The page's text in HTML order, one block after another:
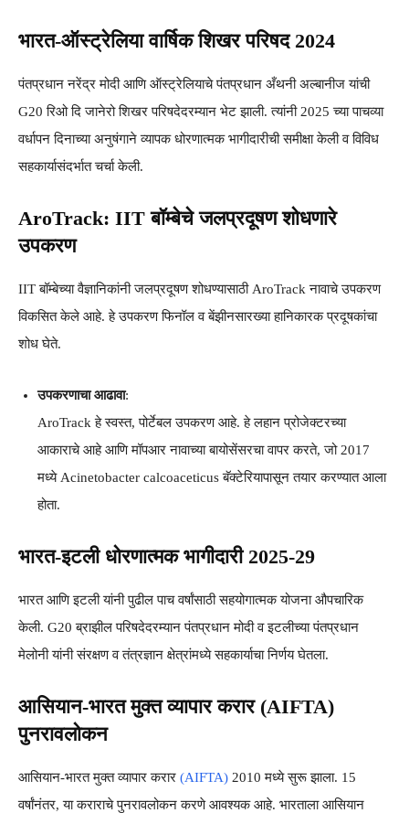
भारत-ऑस्ट्रेलिया वार्षिक शिखर परिषद 2024
पंतप्रधान नरेंद्र मोदी आणि ऑस्ट्रेलियाचे पंतप्रधान अँथनी अल्बानीज यांची
G20 रिओ दि जानेरो शिखर परिषदेदरम्यान भेट झाली. त्यांनी 2025 च्या पाचव्या
वर्धापन दिनाच्या अनुषंगाने व्यापक धोरणात्मक भागीदारीची समीक्षा केली व विविध
सहकार्यासंदर्भात चर्चा केली.
AroTrack: IIT बॉम्बेचे जलप्रदूषण शोधणारे
उपकरण
IIT बॉम्बेच्या वैज्ञानिकांनी जलप्रदूषण शोधण्यासाठी AroTrack नावाचे उपकरण
विकसित केले आहे. हे उपकरण फिनॉल व बेंझीनसारख्या हानिकारक प्रदूषकांचा
शोध घेते.
उपकरणाचा आढावा:
AroTrack हे स्वस्त, पोर्टेबल उपकरण आहे. हे लहान प्रोजेक्टरच्या
आकाराचे आहे आणि मॉपआर नावाच्या बायोसेंसरचा वापर करते, जो 2017
मध्ये Acinetobacter calcoaceticus बॅक्टेरियापासून तयार करण्यात आला
होता.
भारत-इटली धोरणात्मक भागीदारी 2025-29
भारत आणि इटली यांनी पुढील पाच वर्षांसाठी सहयोगात्मक योजना औपचारिक
केली. G20 ब्राझील परिषदेदरम्यान पंतप्रधान मोदी व इटलीच्या पंतप्रधान
मेलोनी यांनी संरक्षण व तंत्रज्ञान क्षेत्रांमध्ये सहकार्याचा निर्णय घेतला.
आसियान-भारत मुक्त व्यापार करार (AIFTA)
पुनरावलोकन
आसियान-भारत मुक्त व्यापार करार (AIFTA) 2010 मध्ये सुरू झाला. 15
वर्षांनंतर, या कराराचे पुनरावलोकन करणे आवश्यक आहे. भारताला आसियान